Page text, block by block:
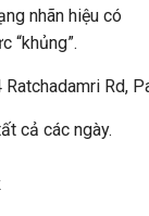
nhãn hiệu có
“khủng”.
Rd,
cả các ngày.